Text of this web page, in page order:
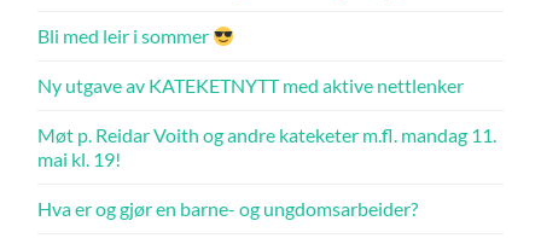
Bli med leir i sommer
Ny utgave av KATEKETNYTT med aktive nettlenker
Møt p. Reidar Voith og andre kateketer m.fl. mandag 11.
mai kl. 19!
Hva er og gjør en barne- og ungdomsarbeider?